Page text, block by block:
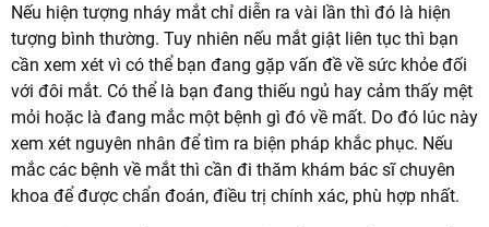
Nếu hiện tượng nháy mắt chỉ diễn ra vài lần thì đó là hiện
tượng bình thường. Tuy nhiên nếu mắt giật liên tục thì bạn
cần xem xét vì có thể bạn đang gặp vấn đề về sức khỏe đối
với đôi mắt. Có thể là bạn đang thiếu ngủ hay cảm thấy mệt
mỏi hoặc là đang mắc một bệnh gì đó về mất. Do đó lúc này
xem xét nguyên nhân để tìm ra biện pháp khắc phục. Nếu
mắc các bệnh về mắt thì cần đi thăm khám bác sĩ chuyên
khoa để được chẩn đoán, điều trị chính xác, phù hợp nhất.